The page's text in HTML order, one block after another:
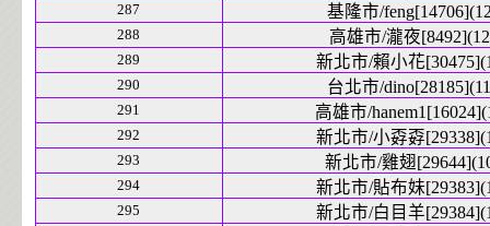
287 基隆市/
288 高雄市/瀧夜
289 新北市/賴小花
290 台北市/
291 高雄市/
292 新北市/小孬孬
293 新北市/雞翅
294 新北市/貼布妹
295 新北市/白目羊